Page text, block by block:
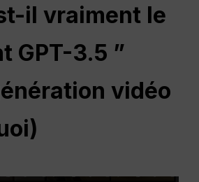
il vraiment le
GPT-3.5 ”
vidéo